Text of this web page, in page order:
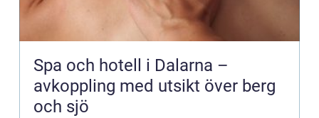
Spa och hotell i Dalarna –
avkoppling med utsikt över berg
och sjö